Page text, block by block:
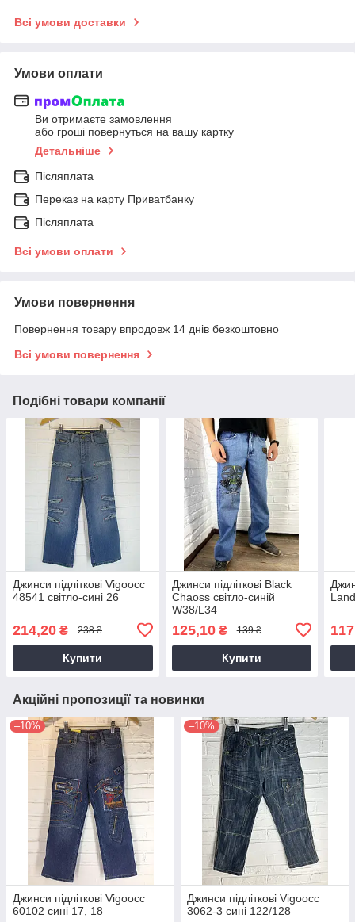
Всі умови доставки
Умови оплати
Ви отримаєте замовлення
або гроші повернуться на вашу картку
Детальніше
Післяплата
Переказ на карту Приватбанку
Післяплата
Всі умови оплати
Умови повернення
Повернення товару впродовж 14 днів безкоштовно
Всі умови повернення
Подібні товари компанії
Джинси підліткові Vigoocc
48541 світло-сині 26
214,20 ₴ 238 ₴
Купити
Джинси підліткові Black
Chaoss світло-синій
W38/L34
125,10₴ 139 ₴
Купити
117
Акційні пропозиції та новинки
–10%
Джинси підліткові Vigoocc
60102 сині 17, 18
–10%
Джинси підліткові Vigoocc
3062-3 сині 122/128